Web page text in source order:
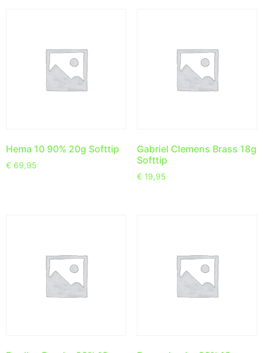
Hema 10 90% 20g Softtip
€ 69,95
Gabriel Clemens Brass 18g
Softtip
€ 19,95